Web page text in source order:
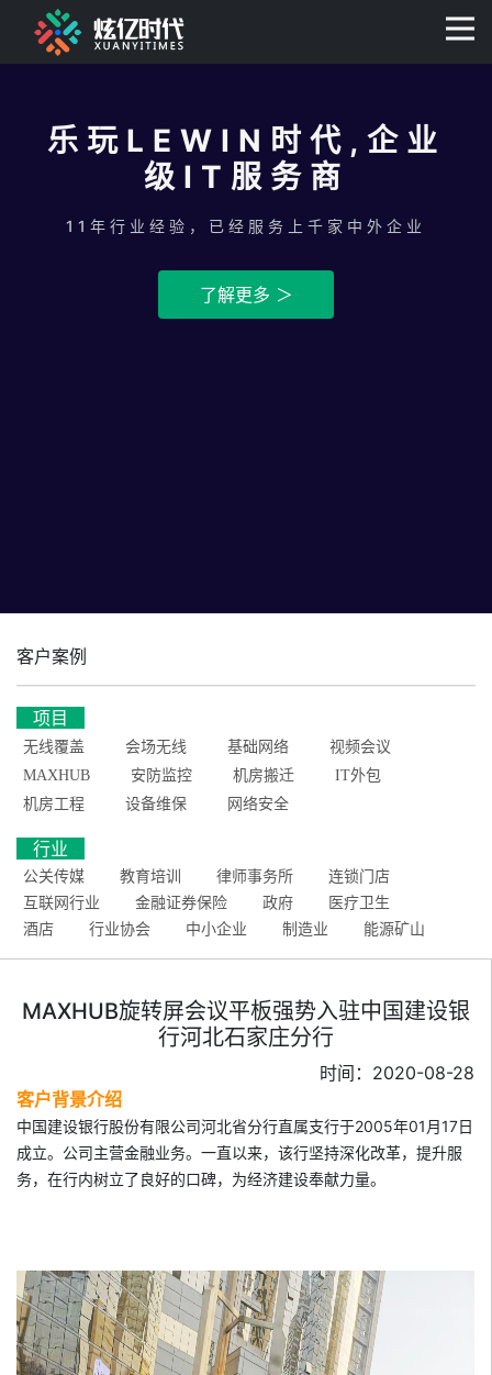
乐玩LEWIN时代,企业
级IT服务商
11年行业经验，已经服务上千家中外企业
了解更多 ＞
客户案例
项目
无线覆盖 会场无线 基础网络
视频会议
MAXHUB
安防监控 机房搬迁
IT外包
机房工程
设备维保 网络安全
行业
公关传媒 教育培训 律师事务所
连锁门店
互联网行业
金融证券保险 政府
医疗卫生
酒店
行业协会 中小企业 制造业 能源矿山
MAXHUB旋转屏会议平板强势入驻中国建设银
行河北石家庄分行
时间：2020-08-28
客户背景介绍
中国建设银行股份有限公司河北省分行直属支行于2005年01月17日
成立。公司主营金融业务。一直以来，该行坚持深化改革，提升服
务，在行内树立了良好的口碑，为经济建设奉献力量。